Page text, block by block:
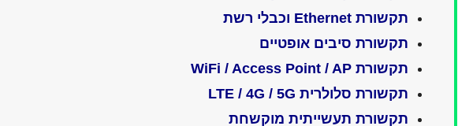
תקשורת Ethernet וכבלי רשת
תקשורת סיבים אופטיים
תקשורת WiFi / Access Point / AP
תקשורת סלולרית LTE / 4G / 5G
תקשורת תעשייתית מוקשחת